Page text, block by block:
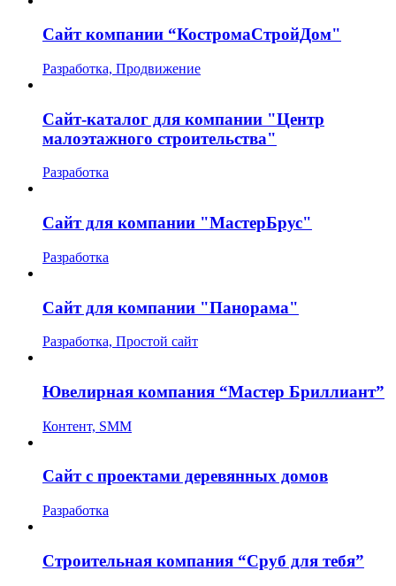
Сайт компании “КостромаСтройДом"
Разработка, Продвижение
Сайт-каталог для компании "Центр
малоэтажного строительства"
Разработка
Сайт для компании "МастерБрус"
Разработка
Сайт для компании "Панорама"
Разработка, Простой сайт
Ювелирная компания “Мастер Бриллиант”
Контент, SMM
Сайт с проектами деревянных домов
Разработка
Строительная компания “Сруб для тебя”